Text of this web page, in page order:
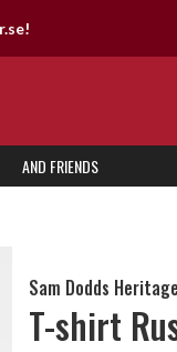
AND FRIENDS
Sam Dodds Heritage
T-shirt